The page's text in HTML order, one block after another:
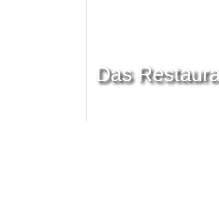
Das